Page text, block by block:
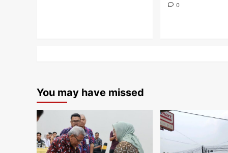
0
You may have missed